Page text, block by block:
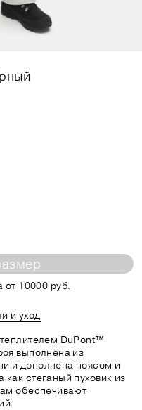
от 10000 руб.
и уход
DuPont™
выполнена из
и дополнена поясом и
стеганый пуховик из
обеспечивают